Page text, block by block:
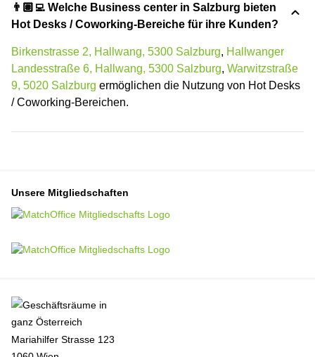
👨🏽‍💻 Welche Business center in Salzburg bieten
Hot Desks / Coworking-Bereiche für ihre Kunden?
Birkenstrasse 2, Hallwang, 5300 Salzburg, Hallwanger
Landesstraße 6, Hallwang, 5300 Salzburg, Warwitzstraße
9, 5020 Salzburg ermöglichen die Nutzung von Hot Desks
/ Coworking-Bereichen.
Unsere Mitgliedschaften
Mariahilfer Strasse 123